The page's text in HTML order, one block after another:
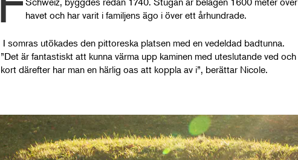
havet och har varit i familjens ägo i över ett århundrade.
I somras utökades den pittoreska platsen med en vedeldad badtunna.
”Det är fantastiskt att kunna värma upp kaminen med uteslutande ved och
kort därefter har man en härlig oas att koppla av i”, berättar Nicole.